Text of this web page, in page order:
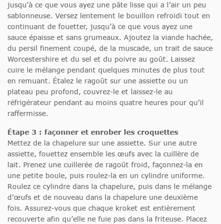
jusqu’à ce que vous ayez une pâte lisse qui a l’air un peu
sablonneuse. Versez lentement le bouillon refroidi tout en
continuant de fouetter, jusqu’à ce que vous ayez une
sauce épaisse et sans grumeaux. Ajoutez la viande hachée,
du persil finement coupé, de la muscade, un trait de sauce
Worcestershire et du sel et du poivre au goût. Laissez
cuire le mélange pendant quelques minutes de plus tout
en remuant. Étalez le ragoût sur une assiette ou un
plateau peu profond, couvrez-le et laissez-le au
réfrigérateur pendant au moins quatre heures pour qu’il
raffermisse.
Étape 3 : façonner et enrober les croquettes
Mettez de la chapelure sur une assiette. Sur une autre
assiette, fouettez ensemble les œufs avec la cuillère de
lait. Prenez une cuillerée de ragoût froid, façonnez-la en
une petite boule, puis roulez-la en un cylindre uniforme.
Roulez ce cylindre dans la chapelure, puis dans le mélange
d’œufs et de nouveau dans la chapelure une deuxième
fois. Assurez-vous que chaque kroket est entièrement
recouverte afin qu’elle ne fuie pas dans la friteuse. Placez